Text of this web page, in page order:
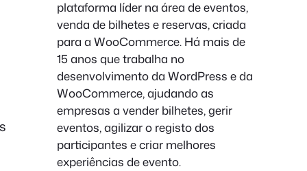
plataforma líder na área de eventos,
venda de bilhetes e reservas, criada
para a WooCommerce. Há mais de
15 anos que trabalha no
desenvolvimento da WordPress e da
WooCommerce, ajudando as
empresas a vender bilhetes, gerir
eventos, agilizar o registo dos
participantes e criar melhores
experiências de evento.